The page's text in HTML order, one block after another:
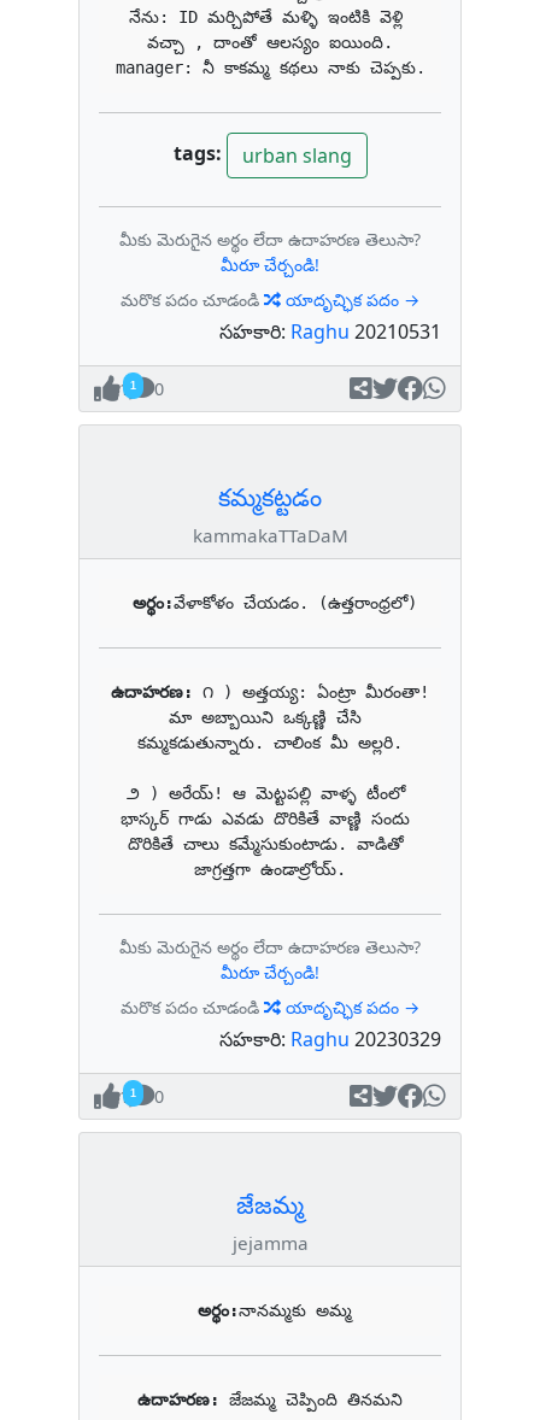
నేను: ID మర్చిపోతే మళ్ళి ఇంటికి వెళ్లి
వచ్చా , దాంతో ఆలస్యం ఐయింది.
manager: నీ కాకమ్మ కథలు నాకు చెప్పకు.
tags: urban slang
మీకు మెరుగైన అర్థం లేదా ఉదాహరణ తెలుసా?
మీరూ చేర్చండి!
మరొక పదం చూడండి
యాదృచ్ఛిక పదం →
సహకారి: Raghu 20210531
1 0
కమ్మకట్టడం
kammakaTTaDaM
అర్థం:వేళాకోళం చేయడం. (ఉత్తరాంధ్రలో)
ఉదాహరణ: ౧ ) అత్తయ్య: ఏంట్రా మీరంతా!
మా అబ్బాయిని ఒక్కణ్ణి చేసి
కమ్మకడుతున్నారు. చాలింక మీ అల్లరి.
౨ ) అరేయ్! ఆ మెట్టపల్లి వాళ్ళ టీంలో
భాస్కర్ గాడు ఎవడు దొరికితే వాణ్ణి సందు
దొరికితే చాలు కమ్మేసుకుంటాడు. వాడితో
జాగ్రత్తగా ఉండాల్రోయ్.
మీకు మెరుగైన అర్థం లేదా ఉదాహరణ తెలుసా?
మీరూ చేర్చండి!
మరొక పదం చూడండి
యాదృచ్ఛిక పదం →
సహకారి: Raghu 20230329
1 0
జేజమ్మ
jejamma
అర్థం:నానమ్మకు అమ్మ
ఉదాహరణ: జేజమ్మ చెప్పింది తినమని